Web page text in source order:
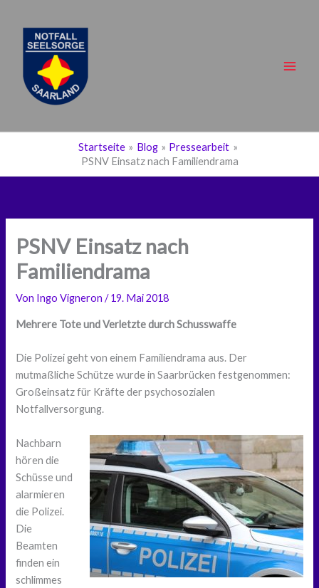
springen
Startseite Blog
Pressearbeit
PSNV Einsatz nach Familiendrama
PSNV Einsatz nach
Familiendrama
Von Ingo Vigneron/19. Mai 2018
Mehrere Tote und Verletzte durch Schusswaffe
Die Polizei geht von einem Familiendrama aus. Der
mutmaßliche Schütze wurde in Saarbrücken festgenommen:
Großeinsatz für Kräfte der psychosozialen
Notfallversorgung.
Nachbarn
hören die
Schüsse und
alarmieren
die Polizei.
Die
Beamten
finden ein
schlimmes